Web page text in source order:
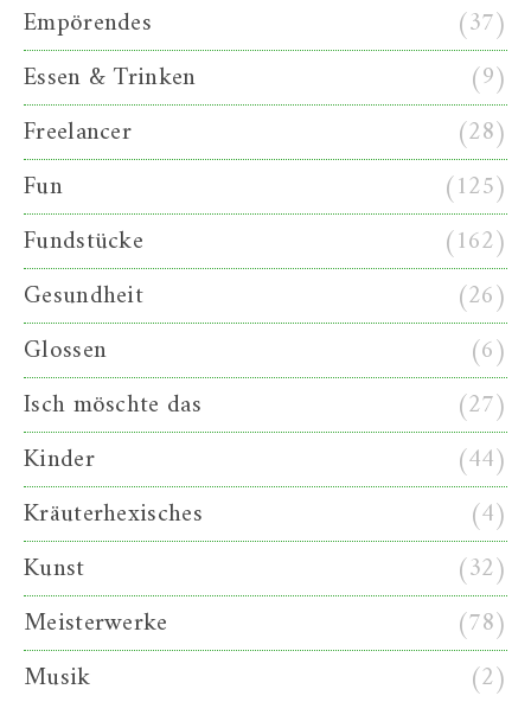
Empörendes
(37)
Essen & Trinken
(9)
Freelancer
(28)
Fun
(125)
Fundstücke
(162)
Gesundheit
(26)
Glossen
(6)
Isch möschte das
(27)
Kinder
(44)
Kräuterhexisches
(4)
Kunst
(32)
Meisterwerke
(78)
Musik
(2)